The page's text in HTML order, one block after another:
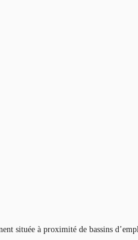
située à proximité de bassins